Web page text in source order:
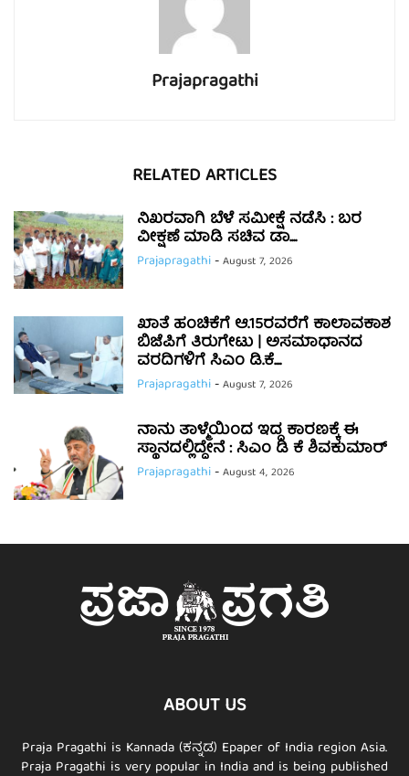
Prajapragathi
RELATED ARTICLES
ನಿಖರವಾಗಿ ಬೆಳೆ ಸಮೀಕ್ಷೆ ನಡೆಸಿ : ಬರ
ವೀಕ್ಷಣೆ ಮಾಡಿ ಸಚಿವ ಡಾ....
Prajapragathi-August 7, 2026
ಖಾತೆ ಹಂಚಿಕೆಗೆ ಆ.15ರವರೆಗೆ ಕಾಲಾವಕಾಶ
ಬಿಜೆಪಿಗೆ ತಿರುಗೇಟು | ಅಸಮಾಧಾನದ
ವರದಿಗಳಿಗೆ ಸಿಎಂ ಡಿ.ಕೆ....
Prajapragathi-August 7, 2026
ನಾನು ತಾಳ್ಮೆಯಿಂದ ಇದ್ದ ಕಾರಣಕ್ಕೆ ಈ
ಸ್ಥಾನದಲ್ಲಿದ್ದೇನೆ : ಸಿಎಂ ಡಿ ಕೆ ಶಿವಕುಮಾರ್
Prajapragathi-August 4, 2026
ABOUT US
Praja Pragathi is Kannada (ಕನ್ನಡ) Epaper of India region Asia.
Praja Pragathi is very popular in India and is being published